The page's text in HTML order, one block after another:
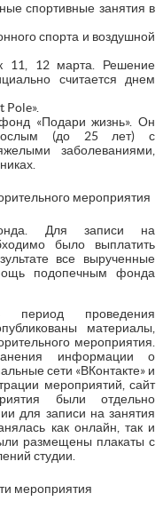
спортивные занятия в
спорта и воздушной
11, 12 марта. Решение
считается днем
«Подари жизнь». Он
(до 25 лет) с
заболеваниями,
мероприятия
Для записи на
было выплатить
все вырученные
подопечным фонда
период проведения
материалы,
мероприятия.
информации о
сети «ВКонтакте» и
мероприятий, сайт
были отдельно
для записи на занятия
как онлайн, так и
размещены плакаты с
студии.
мероприятия